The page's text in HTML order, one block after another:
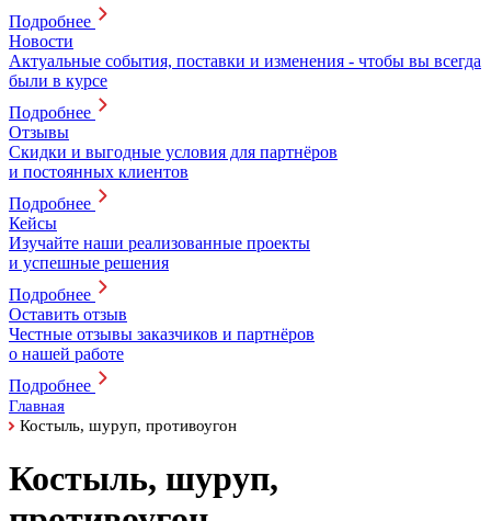
Подробнее
Новости
Актуальные события, поставки и изменения - чтобы вы всегда
были в курсе
Подробнее
Отзывы
Скидки и выгодные условия для партнёров
и постоянных клиентов
Подробнее
Кейсы
Изучайте наши реализованные проекты
и успешные решения
Подробнее
Оставить отзыв
Честные отзывы заказчиков и партнёров
о нашей работе
Подробнее
Главная
Костыль, шуруп, противоугон
Костыль, шуруп,